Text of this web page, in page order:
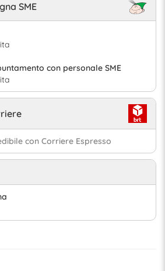
SME
con personale SME
con Corriere Espresso